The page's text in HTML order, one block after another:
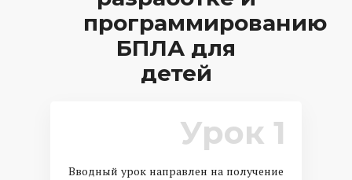
программированию
БПЛА для
детей
Урок 1
Вводный урок направлен на получение